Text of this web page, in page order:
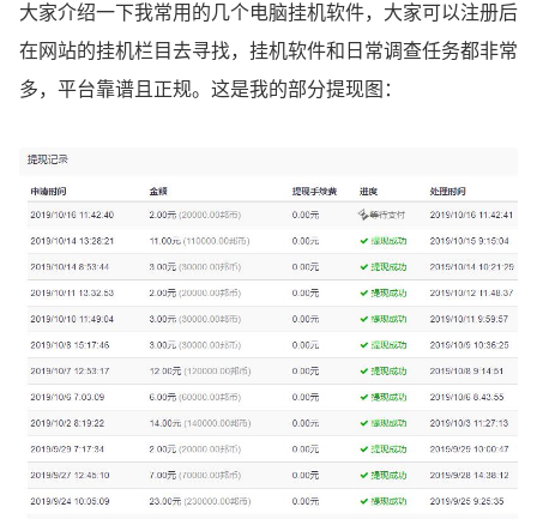
大家介绍一下我常用的几个电脑挂机软件，大家可以注册后
在网站的挂机栏目去寻找，挂机软件和日常调查任务都非常
多，平台靠谱且正规。这是我的部分提现图：